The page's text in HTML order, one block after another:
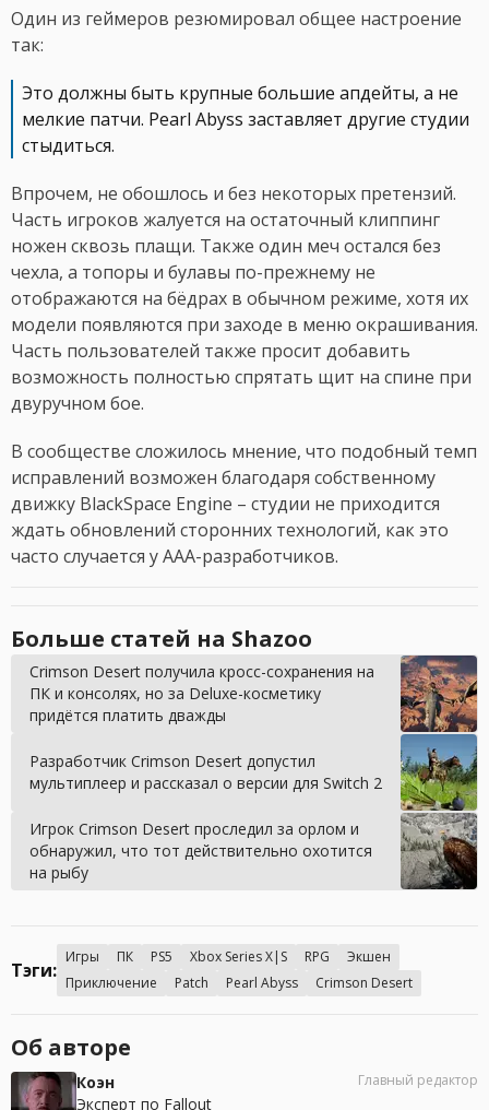
Один из геймеров резюмировал общее настроение
так:
Это должны быть крупные большие апдейты, а не
мелкие патчи. Pearl Abyss заставляет другие студии
стыдиться.
Впрочем, не обошлось и без некоторых претензий.
Часть игроков жалуется на остаточный клиппинг
ножен сквозь плащи. Также один меч остался без
чехла, а топоры и булавы по-прежнему не
отображаются на бёдрах в обычном режиме, хотя их
модели появляются при заходе в меню окрашивания.
Часть пользователей также просит добавить
возможность полностью спрятать щит на спине при
двуручном бое.
В сообществе сложилось мнение, что подобный темп
исправлений возможен благодаря собственному
движку BlackSpace Engine – студии не приходится
ждать обновлений сторонних технологий, как это
часто случается у AAA-разработчиков.
Больше статей на Shazoo
Crimson Desert получила кросс-сохранения на
ПК и консолях, но за Deluxe-косметику
придётся платить дважды
Разработчик Crimson Desert допустил
мультиплеер и рассказал о версии для Switch 2
Игрок Crimson Desert проследил за орлом и
обнаружил, что тот действительно охотится
на рыбу
Тэги:
Игры ПК PS5 Xbox Series X|S RPG
Экшен
Приключение
Patch Pearl Abyss Crimson Desert
Об авторе
Коэн
Эксперт по Fallout
Главный редактор